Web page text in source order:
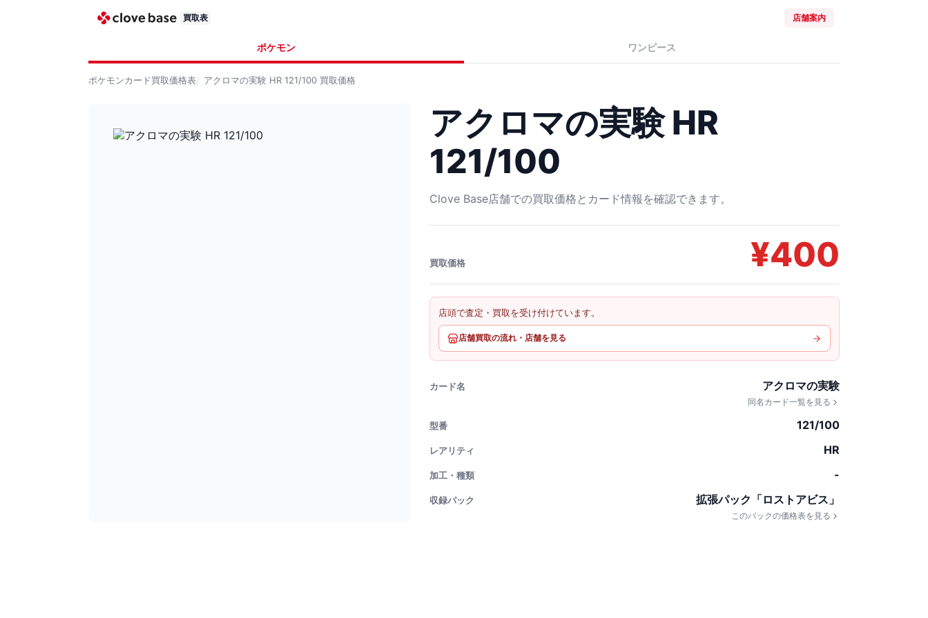
買取表 店舗案内
ポケモン ワンピース
ポケモンカード買取価格表 アクロマの実験 HR 121/100 買取価格
アクロマの実験 HR
121/100
Clove Base店舗での買取価格とカード情報を確認できます。
買取価格 ¥400
店頭で査定・買取を受け付けています。
店舗買取の流れ・店舗を見る
カード名 アクロマの実験
同名カード一覧を見る
型番 121/100
レアリティ HR
加工・種類 -
収録パック 拡張パック「ロストアビス」
このパックの価格表を見る